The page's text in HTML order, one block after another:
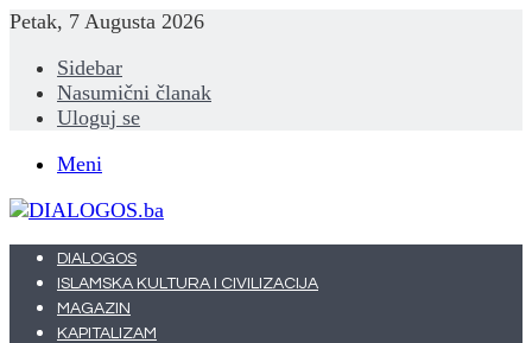
Petak, 7 Augusta 2026
Sidebar
Nasumični članak
Uloguj se
Meni
DIALOGOS
ISLAMSKA KULTURA I CIVILIZACIJA
MAGAZIN
KAPITALIZAM